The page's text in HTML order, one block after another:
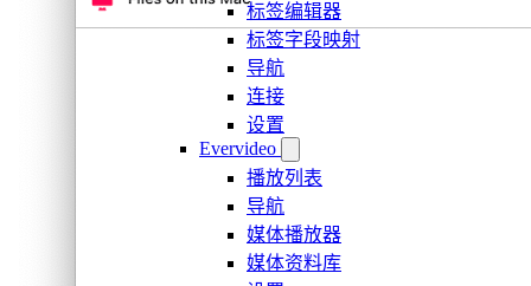
标签编辑器
标签字段映射
导航
连接
设置
Evervideo
播放列表
导航
媒体播放器
媒体资料库